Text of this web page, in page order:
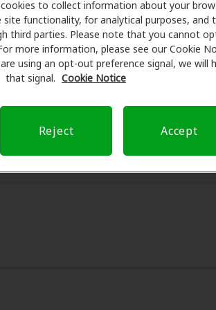
to collect information about your
functionality, for analytical purposes, and
third parties. Please note that you cannot
more information, please see our Cookie
using an opt-out preference signal, we will
that signal. Cookie Notice
Reject Accept
planes de beneficios y clínicas
en audífonos y atención auditiva.
licenciados para
England Audiology, Amplifon
gastos de bolsillo y de presentar
auditiva y liberarlo de
opciones de pago flexibles cuando